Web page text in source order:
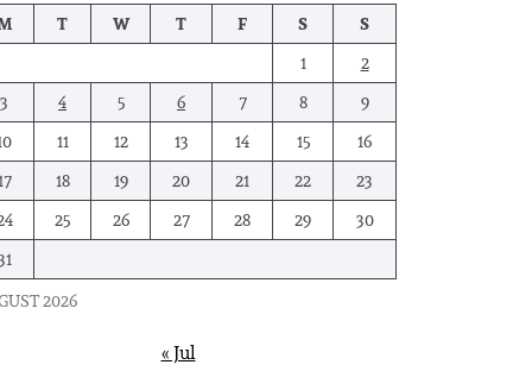
2026
T W T F S
S
1
2
3
4 5 6 7 8
9
11 12 13 14 15
16
18 19 20 21 22
23
25 26 27 28 29
30
« Jul